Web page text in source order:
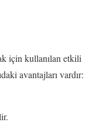
için kullanılan etkili
avantajları vardır: